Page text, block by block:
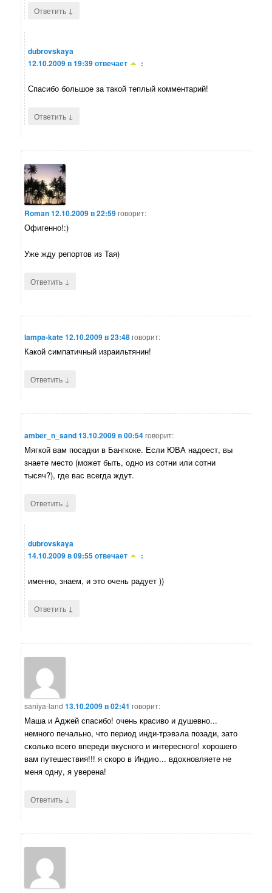
Ответить ↓
dubrovskaya
12.10.2009 в 19:39отвечает :
Спасибо большое за такой теплый комментарий!
Ответить ↓
Roman12.10.2009 в 22:59говорит:
Офигенно!:)
Уже жду репортов из Тая)
Ответить ↓
lampa-kate12.10.2009 в 23:48говорит:
Какой симпатичный израильтянин!
Ответить ↓
amber_n_sand13.10.2009 в 00:54говорит:
Мягкой вам посадки в Бангкоке. Если ЮВА надоест, вы
знаете место (может быть, одно из сотни или сотни
тысяч?), где вас всегда ждут.
Ответить ↓
dubrovskaya
14.10.2009 в 09:55отвечает :
именно, знаем, и это очень радует ))
Ответить ↓
saniya-land 13.10.2009 в 02:41 говорит:
Маша и Аджей спасибо! очень красиво и душевно...
немного печально, что период инди-трэвэла позади, зато
сколько всего впереди вкусного и интересного! хорошего
вам путешествия!!! я скоро в Индию... вдохновляете не
меня одну, я уверена!
Ответить ↓